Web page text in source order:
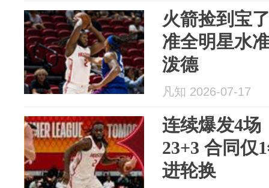
火箭捡到宝
准全明星水
泼德
凡知 2026-07-17
连续爆发4场
23+3 合同仅
进轮换